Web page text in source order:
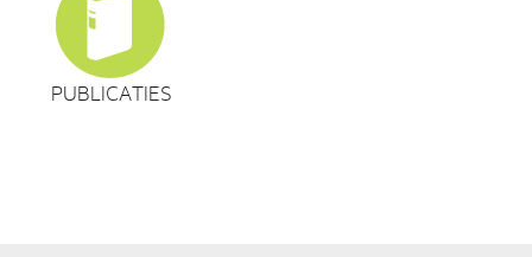
PUBLICATIES